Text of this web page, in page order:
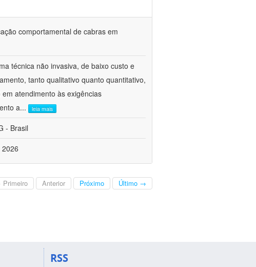
comportamental de cabras em
técnica não invasiva, de baixo custo e
tanto qualitativo quanto quantitativo,
atendimento às exigências
a... leia mais
- Brasil
Anterior Próximo Último →
RSS